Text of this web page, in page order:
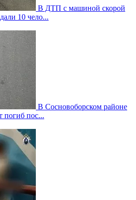
В ДТП с машиной скорой
10 чело...
В Сосновоборском районе
погиб пос...